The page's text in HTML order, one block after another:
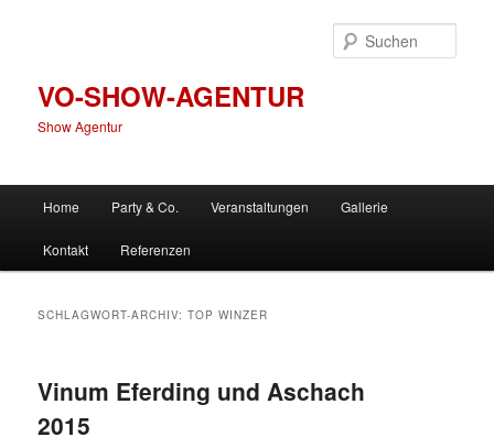
VO-SHOW-AGENTUR
Show Agentur
Home Party & Co. Veranstaltungen Gallerie
Kontakt Referenzen
SCHLAGWORT-ARCHIV:TOP WINZER
Vinum Eferding und Aschach
2015